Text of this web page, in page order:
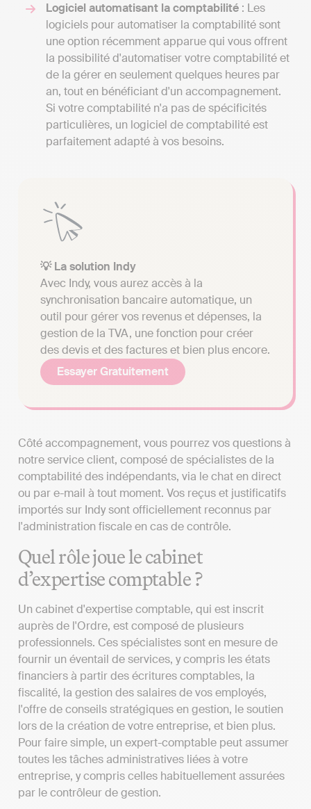
Logiciel automatisant la comptabilité : Les
logiciels pour automatiser la comptabilité sont
une option récemment apparue qui vous offrent
la possibilité d'automatiser votre comptabilité et
de la gérer en seulement quelques heures par
an, tout en bénéficiant d'un accompagnement.
Si votre comptabilité n'a pas de spécificités
particulières, un logiciel de comptabilité est
parfaitement adapté à vos besoins.
💡 La solution Indy
Avec Indy, vous aurez accès à la
synchronisation bancaire automatique, un
outil pour gérer vos revenus et dépenses, la
gestion de la TVA, une fonction pour créer
des devis et des factures et bien plus encore.
Essayer Gratuitement
Côté accompagnement, vous pourrez vos questions à
notre service client, composé de spécialistes de la
comptabilité des indépendants, via le chat en direct
ou par e-mail à tout moment. Vos reçus et justificatifs
importés sur Indy sont officiellement reconnus par
l'administration fiscale en cas de contrôle.
Quel rôle joue le cabinet
d’expertise comptable ?
Un cabinet d'expertise comptable, qui est inscrit
auprès de l'Ordre, est composé de plusieurs
professionnels. Ces spécialistes sont en mesure de
fournir un éventail de services, y compris les états
financiers à partir des écritures comptables, la
fiscalité, la gestion des salaires de vos employés,
l'offre de conseils stratégiques en gestion, le soutien
lors de la création de votre entreprise, et bien plus.
Pour faire simple, un expert-comptable peut assumer
toutes les tâches administratives liées à votre
entreprise, y compris celles habituellement assurées
par le contrôleur de gestion.